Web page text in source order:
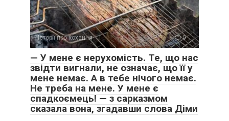
Історії про кохання 0
​— У мене є нерухомість. Те, що нас
звідти вигнали, не означає, що її у
мене немає. А в тебе нічого немає.
Не треба на мене. У мене є
спадкоємець! — з сарказмом
сказала вона, згадавши слова Діми